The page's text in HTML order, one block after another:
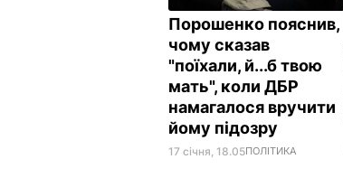
Порошенко пояснив,
чому сказав
"поїхали, й...б твою
мать", коли ДБР
намагалося вручити
йому підозру
17 січня, 18.05ПОЛІТИКА